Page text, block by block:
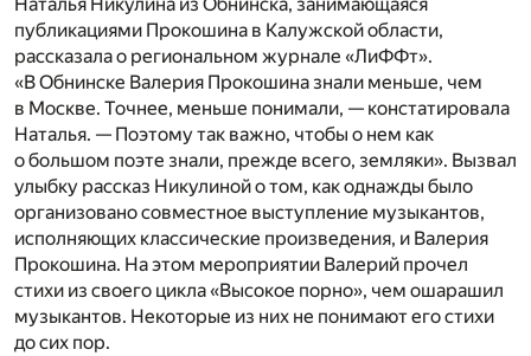
публикациями Прокошина в Калужской области,
рассказала о региональном журнале «ЛиФФт».
«В Обнинске Валерия Прокошина знали меньше, чем
в Москве. Точнее, меньше понимали, — констатировала
Наталья. — Поэтому так важно, чтобы о нем как
о большом поэте знали, прежде всего, земляки». Вызвал
улыбку рассказ Никулиной о том, как однажды было
организовано совместное выступление музыкантов,
исполняющих классические произведения, и Валерия
Прокошина. На этом мероприятии Валерий прочел
стихи из своего цикла «Высокое порно», чем ошарашил
музыкантов. Некоторые из них не понимают его стихи
до сих пор.